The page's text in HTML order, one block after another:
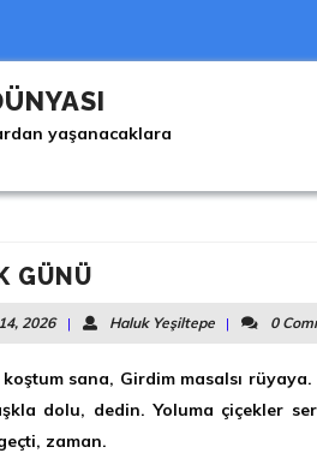
yaşanacaklara
GÜNÜ
GÜNÜ
2026Şubat
14,
| Haluk YeşiltepeHaluk
Yeşiltepe
| 0
sana, Girdim masalsı
dolu, dedin. Yoluma çiçekler
zaman.